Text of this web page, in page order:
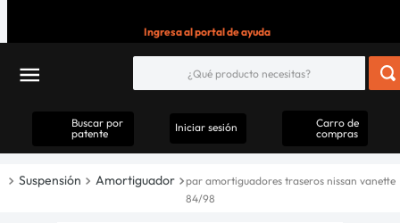
Ingresa al portal de ayuda
Buscar por
patente
Iniciar sesión
Carro de
compras
Suspensión Amortiguador
par amortiguadores traseros nissan vanette
84/98